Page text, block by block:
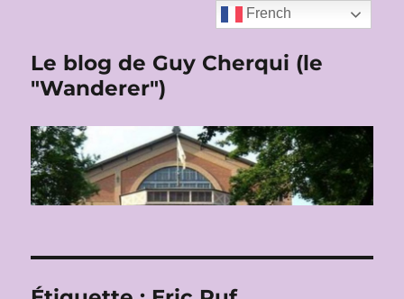
Le blog de Guy Cherqui (le
"Wanderer")
French